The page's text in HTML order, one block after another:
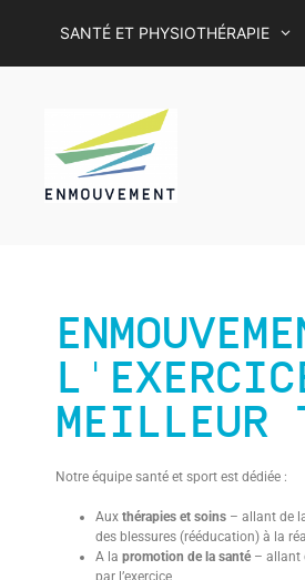
SANTÉ ET PHYSIOTHÉRAPIE
MEILLEUR
Notre équipe santé et sport est dédiée :
Aux thérapies et soins – allant de
des blessures (rééducation) à la
A la promotion de la santé – allant
par l’exercice